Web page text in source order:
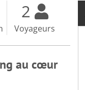
2
Voyageurs
au cœur